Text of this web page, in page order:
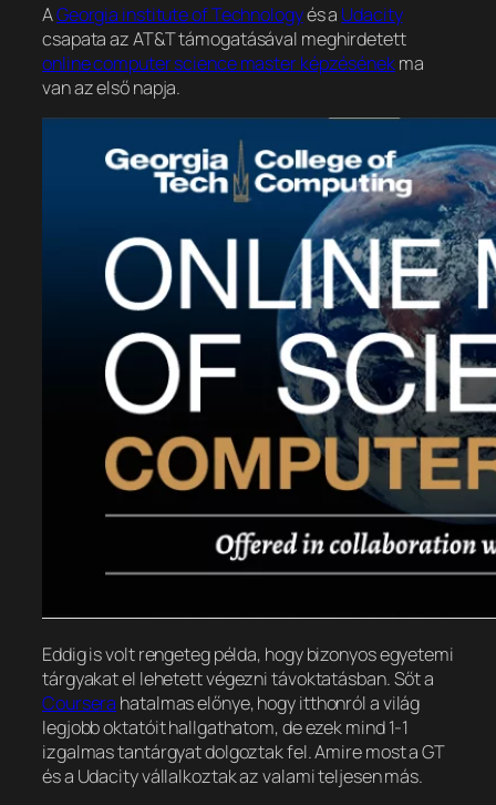
AGeorgia institute of Technologyés a Udacity
csapata az AT&T támogatásával meghirdetett
online computer science master képzésénekma
van az első napja.
Eddig is volt rengeteg példa, hogybizonyos egyetemi
tárgyakatel lehetett végezni távoktatásban. Sőt a
Coursera hatalmas előnye, hogy itthonról a világ
legjobb oktatóit hallgathatom, de ezek mind 1-1
izgalmas tantárgyat dolgoztak fel. Amire most a GT
és a Udacity vállalkoztak az valami teljesen más.